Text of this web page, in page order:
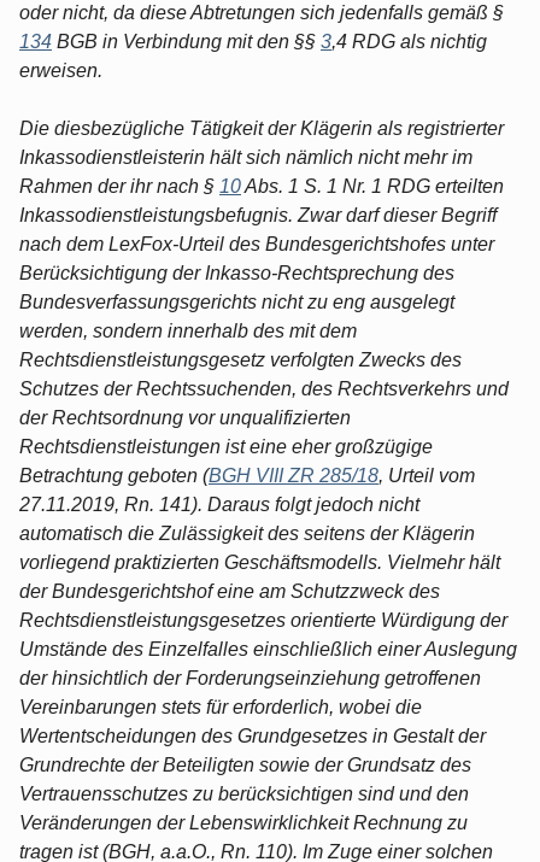
oder nicht, da diese Abtretungen sich jedenfalls gemäß §
134 BGB in Verbindung mit den §§ 3,4 RDG als nichtig
erweisen.
Die diesbezügliche Tätigkeit der Klägerin als registrierter
Inkassodienstleisterin hält sich nämlich nicht mehr im
Rahmen der ihr nach § 10Abs. 1 S. 1 Nr. 1 RDG erteilten
Inkassodienstleistungsbefugnis. Zwar darf dieser Begriff
nach dem LexFox-Urteil des Bundesgerichtshofes unter
Berücksichtigung der Inkasso-Rechtsprechung des
Bundesverfassungsgerichts nicht zu eng ausgelegt
werden, sondern innerhalb des mit dem
Rechtsdienstleistungsgesetz verfolgten Zwecks des
Schutzes der Rechtssuchenden, des Rechtsverkehrs und
der Rechtsordnung vor unqualifizierten
Rechtsdienstleistungen ist eine eher großzügige
Betrachtung geboten (BGH VIII ZR 285/18, Urteil vom
27.11.2019, Rn. 141). Daraus folgt jedoch nicht
automatisch die Zulässigkeit des seitens der Klägerin
vorliegend praktizierten Geschäftsmodells. Vielmehr hält
der Bundesgerichtshof eine am Schutzzweck des
Rechtsdienstleistungsgesetzes orientierte Würdigung der
Umstände des Einzelfalles einschließlich einer Auslegung
der hinsichtlich der Forderungseinziehung getroffenen
Vereinbarungen stets für erforderlich, wobei die
Wertentscheidungen des Grundgesetzes in Gestalt der
Grundrechte der Beteiligten sowie der Grundsatz des
Vertrauensschutzes zu berücksichtigen sind und den
Veränderungen der Lebenswirklichkeit Rechnung zu
tragen ist (BGH, a.a.O., Rn. 110). Im Zuge einer solchen